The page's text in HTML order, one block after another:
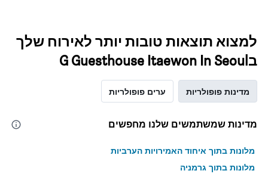
למצוא תוצאות טובות יותר לאירוח שלך
בG Guesthouse Itaewon In Seoul
מדינות פופולריות ערים פופולריות
מדינות שמשתמשים שלנו מחפשים
מלונות בתוך איחוד האמירויות הערביות
מלונות בתוך גרמניה